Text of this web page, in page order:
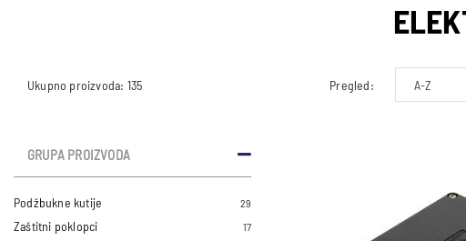
Ukupno proizvoda: 135 Pregled:
GRUPA PROIZVODA
Podžbukne kutije 29
Zaštitni poklopci 17